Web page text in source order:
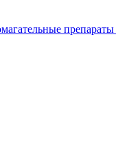
препараты